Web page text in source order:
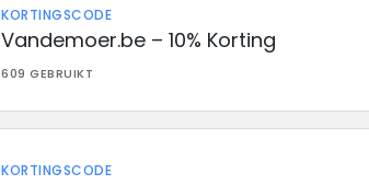
KORTINGSCODE
Vandemoer.be – 10% Korting
609 GEBRUIKT
KORTINGSCODE